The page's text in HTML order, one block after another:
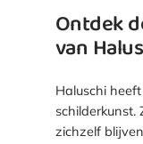
Ontdek
van
Haluschi
schilderkunst.
zichzelf